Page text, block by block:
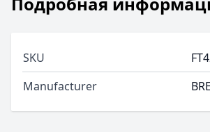
SKU
Manufacturer